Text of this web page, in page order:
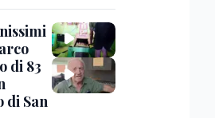
di 83
di San